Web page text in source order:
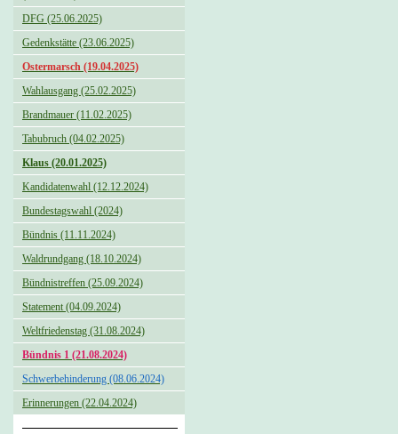
DFG (25.06.2025)
Gedenkstätte (23.06.2025)
Ostermarsch (19.04.2025)
Wahlausgang (25.02.2025)
Brandmauer (11.02.2025)
Tabubruch (04.02.2025)
Klaus (20.01.2025)
Kandidatenwahl (12.12.2024)
Bundestagswahl (2024)
Bündnis (11.11.2024)
Waldrundgang (18.10.2024)
Bündnistreffen (25.09.2024)
Statement (04.09.2024)
Weltfriedenstag (31.08.2024)
Bündnis 1 (21.08.2024)
Schwerbehinderung (08.06.2024)
Erinnerungen (22.04.2024)